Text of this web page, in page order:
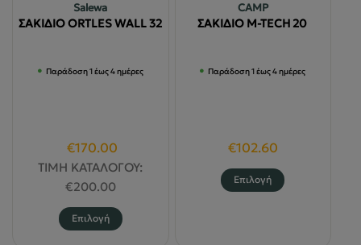
Salewa
ΣΑΚΙΔΙΟ ORTLES WALL 32
Παράδοση 1 έως 4 ημέρες
Original
price
was:
€200.00.
€170.00Η
τρέχουσα
είναι:
€170.00.
ΤΙΜΗ ΚΑΤΑΛΟΓΟΥ:
€200.00
Επιλογή
Αυτό
CAMP
ΣΑΚΙΔΙΟ M-TECH 20
Παράδοση 1 έως 4 ημέρες
€102.60
Επιλογή
Αυτό